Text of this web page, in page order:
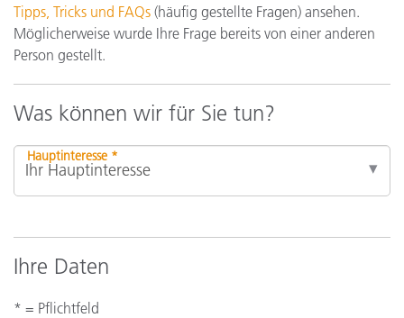
Tipps, Tricks und FAQs (häufig gestellte Fragen) ansehen.
Möglicherweise wurde Ihre Frage bereits von einer anderen
Person gestellt.
Was können wir für Sie tun?
Hauptinteresse *
Ihre Daten
* = Pflichtfeld